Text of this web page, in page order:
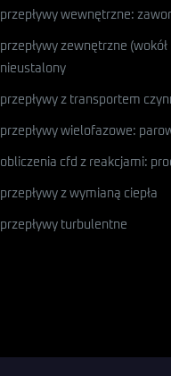
przepływy wewnętrzne:
przepływy zewnętrzne
nieustalony
przepływy z transportem
przepływy wielofazowe:
obliczenia cfd z reakcjami:
przepływy z wymianą ciepła
przepływy turbulentne